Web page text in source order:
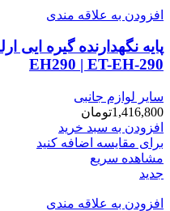
افزودن به علاقه مندی
EH290 | ET-EH-290
سایر لوازم جانبی
1,416,800تومان
افزودن به سبد خرید
برای مقایسه اضافه کنید
مشاهده سریع
جدید
افزودن به علاقه مندی